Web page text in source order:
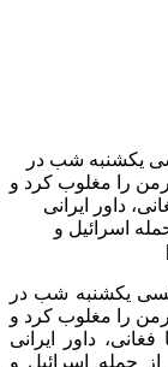
یکشنبه شب در
را مغلوب کرد و
داور ایرانی
اسرائیل و
یکشنبه شب در
را مغلوب کرد و
داور ایرانی
حمله اسرائیل و